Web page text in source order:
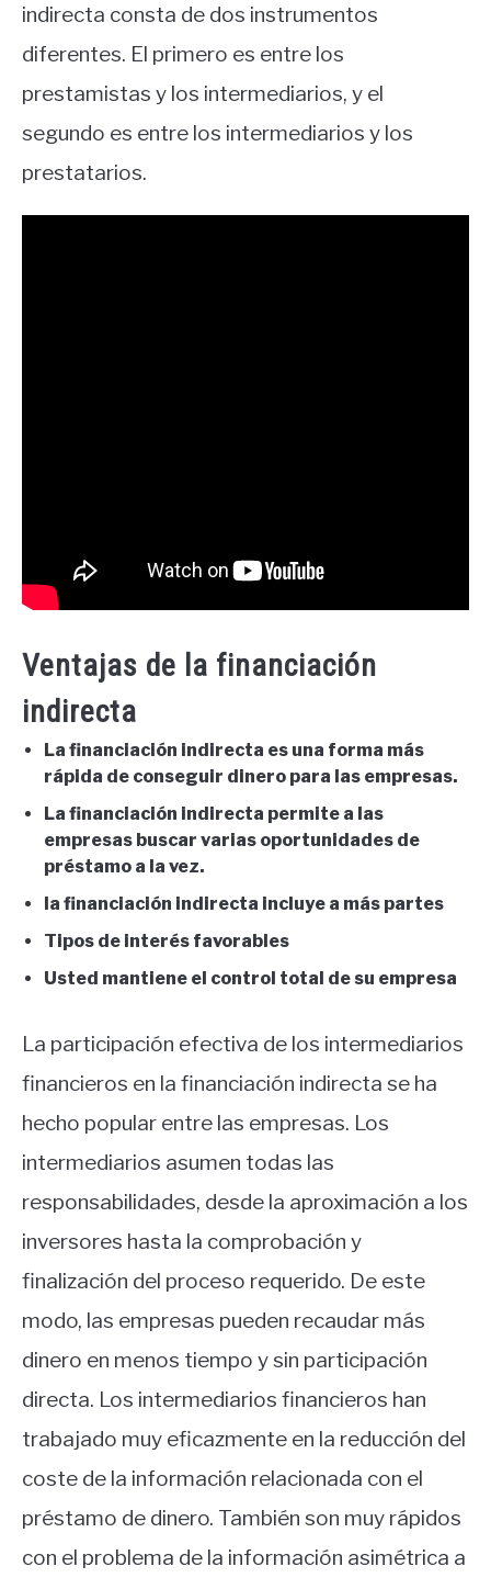
indirecta consta de dos instrumentos
diferentes. El primero es entre los
prestamistas y los intermediarios, y el
segundo es entre los intermediarios y los
prestatarios.
Ventajas de la financiación
indirecta
La financiación indirecta es una forma más
rápida de conseguir dinero para las empresas.
La financiación indirecta permite a las
empresas buscar varias oportunidades de
préstamo a la vez.
la financiación indirecta incluye a más partes
Tipos de interés favorables
Usted mantiene el control total de su empresa
La participación efectiva de los intermediarios
financieros en la financiación indirecta se ha
hecho popular entre las empresas. Los
intermediarios asumen todas las
responsabilidades, desde la aproximación a los
inversores hasta la comprobación y
finalización del proceso requerido. De este
modo, las empresas pueden recaudar más
dinero en menos tiempo y sin participación
directa. Los intermediarios financieros han
trabajado muy eficazmente en la reducción del
coste de la información relacionada con el
préstamo de dinero. También son muy rápidos
con el problema de la información asimétrica a